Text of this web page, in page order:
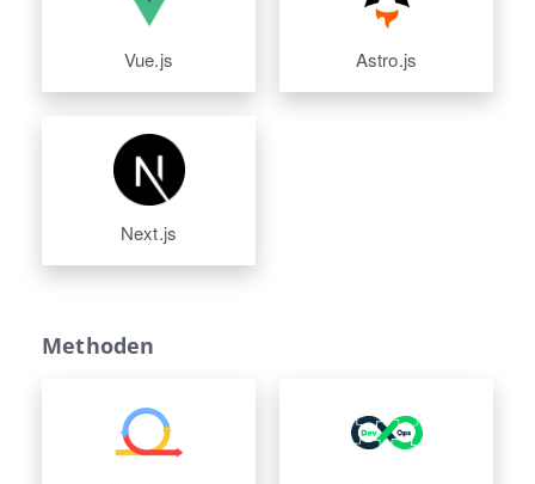
Vue.js Astro.js
Next.js
Methoden